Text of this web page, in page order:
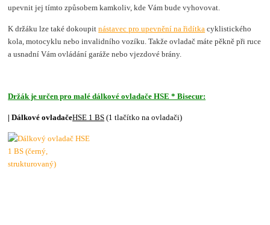
upevnit jej tímto způsobem kamkoliv, kde Vám bude vyhovovat.
K držáku lze také dokoupitnástavec pro upevnění na řidítka cyklistického
kola, motocyklu nebo invalidního vozíku. Takže ovladač máte pěkně při ruce
a usnadní Vám ovládání garáže nebo vjezdové brány.
Držák je určen pro malé dálkové ovladače HSE * Bisecur:
| Dálkové ovladačeHSE 1 BS (1 tlačítko na ovladači)